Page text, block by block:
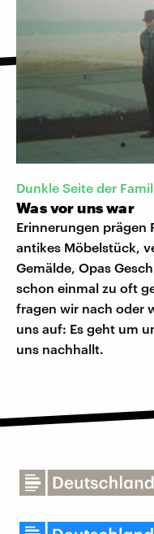
Dunkle Seite der
Was vor uns war
Erinnerungen prägen
antikes Möbelstück,
Gemälde, Opas
schon einmal zu oft
fragen wir nach oder
uns auf: Es geht um
uns nachhallt.